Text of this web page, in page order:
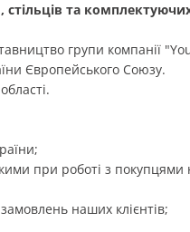
стільців та
групи компанії
Європейського Союзу.
при роботі з покупцями
наших клієнтів;